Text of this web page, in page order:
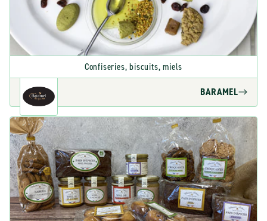
Confiseries, biscuits, miels
BARAMEL